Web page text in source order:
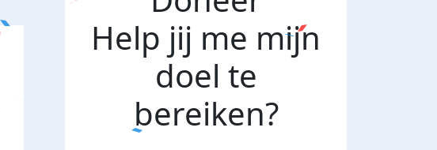
Help jij me mijn
doel te
bereiken?